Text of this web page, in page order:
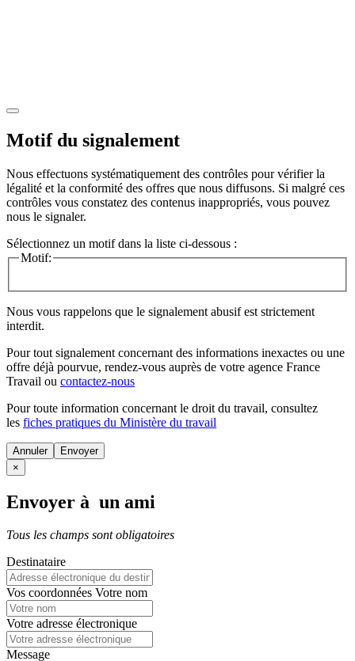
Motif du signalement
Nous effectuons systématiquement des contrôles pour vérifier la
légalité et la conformité des offres que nous diffusons. Si malgré ces
contrôles vous constatez des contenus inappropriés, vous pouvez
nous le signaler.
Sélectionnez un motif dans la liste ci-dessous :
Motif:
Nous vous rappelons que le signalement abusif est strictement
interdit.
Pour tout signalement concernant des informations inexactes ou une
offre déjà pourvue, rendez-vous auprès de votre agence France
Travail ou contactez-nous
Pour toute information concernant le droit du travail, consultez
les fiches pratiques du Ministère du travail
Annuler
×
Envoyer à un ami
Tous les champs sont obligatoires
Destinataire
Vos coordonnées Votre nom
Votre adresse électronique
Message